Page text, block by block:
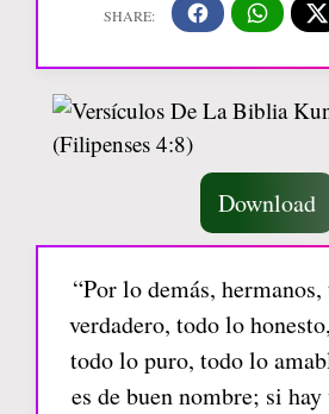
Download
“Por lo demás,
verdadero, todo lo
todo lo puro, todo lo
es de buen nombre; si